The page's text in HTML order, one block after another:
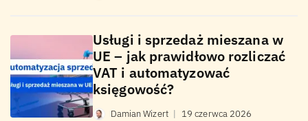
Usługi i sprzedaż mieszana w
UE – jak prawidłowo rozliczać
VAT i automatyzować
księgowość?
Damian Wizert 19 czerwca 2026